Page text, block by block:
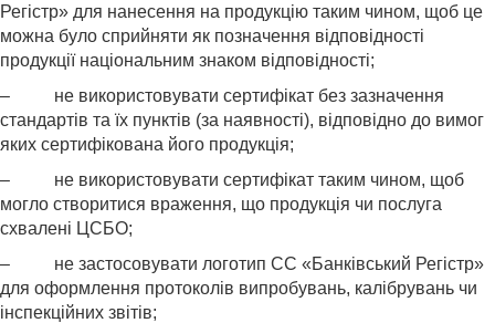
Регістр» для нанесення на продукцію таким чином, щоб це
можна було сприйняти як позначення відповідності
продукції національним знаком відповідності;
– не використовувати сертифікат без зазначення
стандартів та їх пунктів (за наявності), відповідно до вимог
яких сертифікована його продукція;
– не використовувати сертифікат таким чином, щоб
могло створитися враження, що продукція чи послуга
схвалені ЦСБО;
– не застосовувати логотип СС «Банківський Регістр»
для оформлення протоколів випробувань, калібрувань чи
інспекційних звітів;